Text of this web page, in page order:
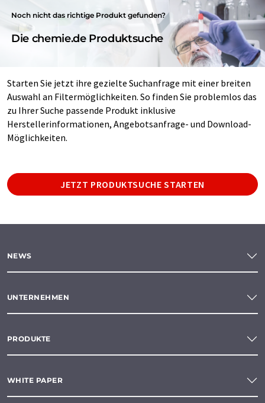
Noch nicht das richtige Produkt gefunden?
Die chemie.de Produktsuche
Starten Sie jetzt ihre gezielte Suchanfrage mit einer breiten
Auswahl an Filtermöglichkeiten. So finden Sie problemlos das
zu Ihrer Suche passende Produkt inklusive
Herstellerinformationen, Angebotsanfrage- und Download-
Möglichkeiten.
JETZT PRODUKTSUCHE STARTEN
NEWS
UNTERNEHMEN
PRODUKTE
WHITE PAPER